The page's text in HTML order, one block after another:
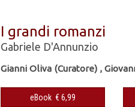
I grandi romanzi
Gabriele D'Annunzio
Gianni Oliva (Curatore) ,
eBook € 6,99